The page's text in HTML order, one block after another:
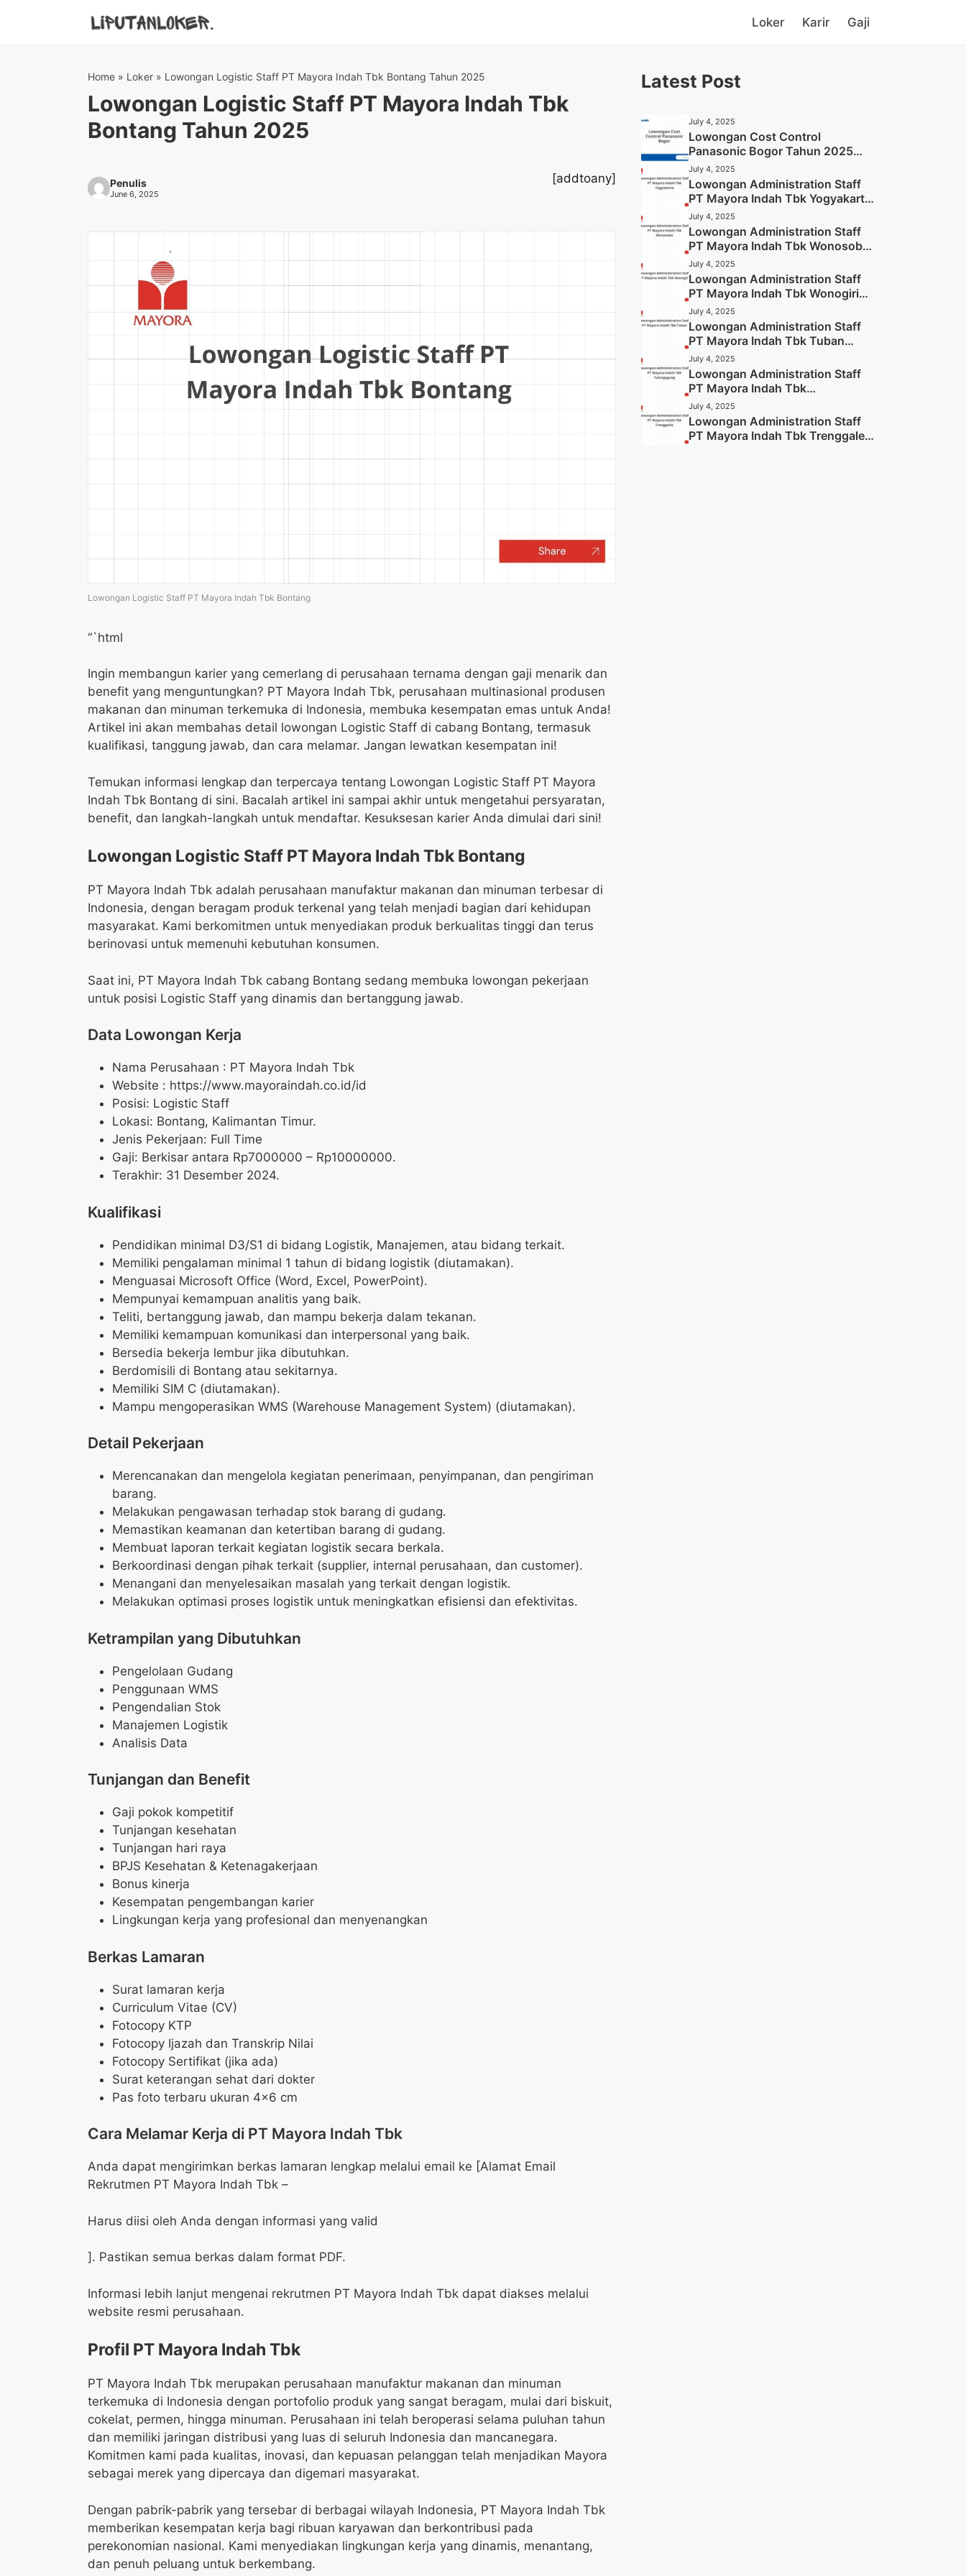
Loker Karir Gaji
Home » Loker » Lowongan Logistic Staff PT Mayora Indah Tbk Bontang Tahun 2025
Lowongan Logistic Staff PT Mayora Indah Tbk
Bontang Tahun 2025
Penulis
June 6, 2025
[addtoany]
Lowongan Logistic Staff PT Mayora Indah Tbk Bontang
“`html
Ingin membangun karier yang cemerlang di perusahaan ternama dengan gaji menarik dan
benefit yang menguntungkan? PT Mayora Indah Tbk, perusahaan multinasional produsen
makanan dan minuman terkemuka di Indonesia, membuka kesempatan emas untuk Anda!
Artikel ini akan membahas detail lowongan Logistic Staff di cabang Bontang, termasuk
kualifikasi, tanggung jawab, dan cara melamar. Jangan lewatkan kesempatan ini!
Temukan informasi lengkap dan terpercaya tentang Lowongan Logistic Staff PT Mayora
Indah Tbk Bontang di sini. Bacalah artikel ini sampai akhir untuk mengetahui persyaratan,
benefit, dan langkah-langkah untuk mendaftar. Kesuksesan karier Anda dimulai dari sini!
Lowongan Logistic Staff PT Mayora Indah Tbk Bontang
PT Mayora Indah Tbk adalah perusahaan manufaktur makanan dan minuman terbesar di
Indonesia, dengan beragam produk terkenal yang telah menjadi bagian dari kehidupan
masyarakat. Kami berkomitmen untuk menyediakan produk berkualitas tinggi dan terus
berinovasi untuk memenuhi kebutuhan konsumen.
Saat ini, PT Mayora Indah Tbk cabang Bontang sedang membuka lowongan pekerjaan
untuk posisi Logistic Staff yang dinamis dan bertanggung jawab.
Data Lowongan Kerja
Nama Perusahaan : PT Mayora Indah Tbk
Website : https://www.mayoraindah.co.id/id
Posisi: Logistic Staff
Lokasi: Bontang, Kalimantan Timur.
Jenis Pekerjaan: Full Time
Gaji: Berkisar antara Rp7000000 – Rp10000000.
Terakhir: 31 Desember 2024.
Kualifikasi
Pendidikan minimal D3/S1 di bidang Logistik, Manajemen, atau bidang terkait.
Memiliki pengalaman minimal 1 tahun di bidang logistik (diutamakan).
Menguasai Microsoft Office (Word, Excel, PowerPoint).
Mempunyai kemampuan analitis yang baik.
Teliti, bertanggung jawab, dan mampu bekerja dalam tekanan.
Memiliki kemampuan komunikasi dan interpersonal yang baik.
Bersedia bekerja lembur jika dibutuhkan.
Berdomisili di Bontang atau sekitarnya.
Memiliki SIM C (diutamakan).
Mampu mengoperasikan WMS (Warehouse Management System) (diutamakan).
Detail Pekerjaan
Merencanakan dan mengelola kegiatan penerimaan, penyimpanan, dan pengiriman
barang.
Melakukan pengawasan terhadap stok barang di gudang.
Memastikan keamanan dan ketertiban barang di gudang.
Membuat laporan terkait kegiatan logistik secara berkala.
Berkoordinasi dengan pihak terkait (supplier, internal perusahaan, dan customer).
Menangani dan menyelesaikan masalah yang terkait dengan logistik.
Melakukan optimasi proses logistik untuk meningkatkan efisiensi dan efektivitas.
Ketrampilan yang Dibutuhkan
Pengelolaan Gudang
Penggunaan WMS
Pengendalian Stok
Manajemen Logistik
Analisis Data
Tunjangan dan Benefit
Gaji pokok kompetitif
Tunjangan kesehatan
Tunjangan hari raya
BPJS Kesehatan & Ketenagakerjaan
Bonus kinerja
Kesempatan pengembangan karier
Lingkungan kerja yang profesional dan menyenangkan
Berkas Lamaran
Surat lamaran kerja
Curriculum Vitae (CV)
Fotocopy KTP
Fotocopy Ijazah dan Transkrip Nilai
Fotocopy Sertifikat (jika ada)
Surat keterangan sehat dari dokter
Pas foto terbaru ukuran 4×6 cm
Cara Melamar Kerja di PT Mayora Indah Tbk
Anda dapat mengirimkan berkas lamaran lengkap melalui email ke [Alamat Email
Rekrutmen PT Mayora Indah Tbk –
Harus diisi oleh Anda dengan informasi yang valid
]. Pastikan semua berkas dalam format PDF.
Informasi lebih lanjut mengenai rekrutmen PT Mayora Indah Tbk dapat diakses melalui
website resmi perusahaan.
Profil PT Mayora Indah Tbk
PT Mayora Indah Tbk merupakan perusahaan manufaktur makanan dan minuman
terkemuka di Indonesia dengan portofolio produk yang sangat beragam, mulai dari biskuit,
cokelat, permen, hingga minuman. Perusahaan ini telah beroperasi selama puluhan tahun
dan memiliki jaringan distribusi yang luas di seluruh Indonesia dan mancanegara.
Komitmen kami pada kualitas, inovasi, dan kepuasan pelanggan telah menjadikan Mayora
sebagai merek yang dipercaya dan digemari masyarakat.
Dengan pabrik-pabrik yang tersebar di berbagai wilayah Indonesia, PT Mayora Indah Tbk
memberikan kesempatan kerja bagi ribuan karyawan dan berkontribusi pada
perekonomian nasional. Kami menyediakan lingkungan kerja yang dinamis, menantang,
dan penuh peluang untuk berkembang.
Latest Post
July 4, 2025
Lowongan Cost Control
Panasonic Bogor Tahun 2025
(Lamar Sekarang)
July 4, 2025
Lowongan Administration Staff
PT Mayora Indah Tbk Yogyakarta
Tahun 2025
July 4, 2025
Lowongan Administration Staff
PT Mayora Indah Tbk Wonosobo
Tahun 2025 (Lamar Sekarang)
July 4, 2025
Lowongan Administration Staff
PT Mayora Indah Tbk Wonogiri
Tahun 2025 (Apply Now)
July 4, 2025
Lowongan Administration Staff
PT Mayora Indah Tbk Tuban
Tahun 2025 (Resmi)
July 4, 2025
Lowongan Administration Staff
PT Mayora Indah Tbk
Tulungagung Tahun 2025 (Lamar
Sekarang)
July 4, 2025
Lowongan Administration Staff
PT Mayora Indah Tbk Trenggalek